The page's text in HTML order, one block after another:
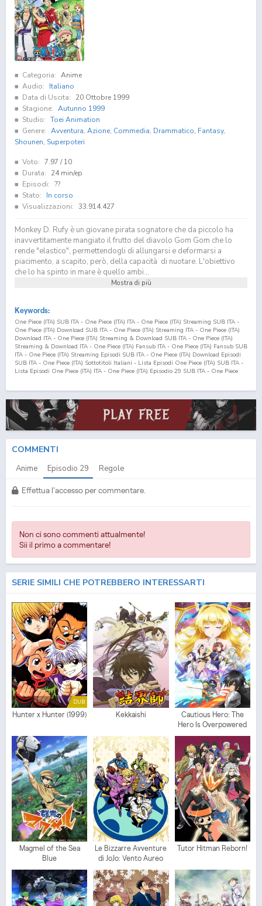
Categoria: Anime
Audio:
Italiano
Data di Uscita:
20 Ottobre 1999
Stagione: Autunno 1999
Studio: Toei Animation
Genere: Avventura, Azione, Commedia, Drammatico, Fantasy,
Shounen, Superpoteri
Voto: 7.97 / 10
Durata:
24 min/ep
Episodi: ??
Stato:
In corso
Visualizzazioni: 33.914.427
Monkey D. Rufy è un giovane pirata sognatore che da piccolo ha
inavvertitamente mangiato il frutto del diavolo Gom Gom che lo
rende "elastico", permettendogli di allungarsi e deformarsi a
piacimento, a scapito, però, della capacità di nuotare. L'obiettivo
che lo ha spinto in mare è quello ambi...
Mostra di più
Keywords:
One Piece (ITA) SUB ITA - One Piece (ITA) ITA - One Piece (ITA) Streaming SUB ITA -
One Piece (ITA) Download SUB ITA - One Piece (ITA) Streaming ITA - One Piece (ITA)
Download ITA - One Piece (ITA) Streaming & Download SUB ITA - One Piece (ITA)
Streaming & Download ITA - One Piece (ITA) Fansub ITA - One Piece (ITA) Fansub SUB
ITA - One Piece (ITA) Streaming Episodi SUB ITA - One Piece (ITA) Download Episodi
SUB ITA - One Piece (ITA) Sottotitoli Italiani - Lista Episodi One Piece (ITA) SUB ITA -
Lista Episodi One Piece (ITA) ITA - One Piece (ITA) Episodio 29 SUB ITA - One Piece
COMMENTI
Anime Episodio 29 Regole
Effettua l'accesso per commentare.
Non ci sono commenti attualmente!
Sii il primo a commentare!
SERIE SIMILI CHE POTREBBERO INTERESSARTI
DUB
Hunter x Hunter (1999) Kekkaishi
Cautious Hero: The
Hero Is Overpowered
but Overly Cautious
Magmel of the Sea
Blue
Le Bizzarre Avventure
di JoJo: Vento Aureo
Tutor Hitman Reborn!